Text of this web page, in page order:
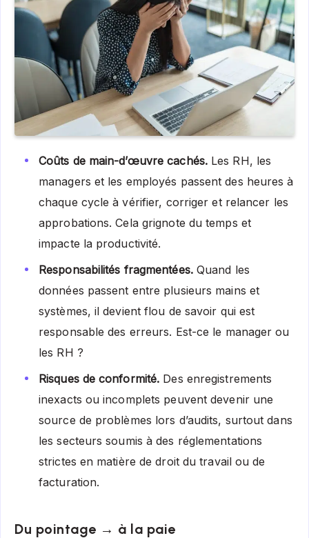
Coûts de main-d’œuvre cachés.Les RH, les
managers et les employés passent des heures à
chaque cycle à vérifier, corriger et relancer les
approbations. Cela grignote du temps et
impacte la productivité.
Responsabilités fragmentées.Quand les
données passent entre plusieurs mains et
systèmes, il devient flou de savoir qui est
responsable des erreurs. Est-ce le manager ou
les RH ?
Risques de conformité. Des enregistrements
inexacts ou incomplets peuvent devenir une
source de problèmes lors d’audits, surtout dans
les secteurs soumis à des réglementations
strictes en matière de droit du travail ou de
facturation.
Du pointage → à la paie